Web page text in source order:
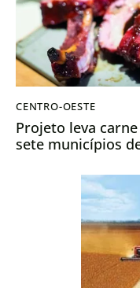
CENTRO-OESTE
Projeto leva
sete municípios